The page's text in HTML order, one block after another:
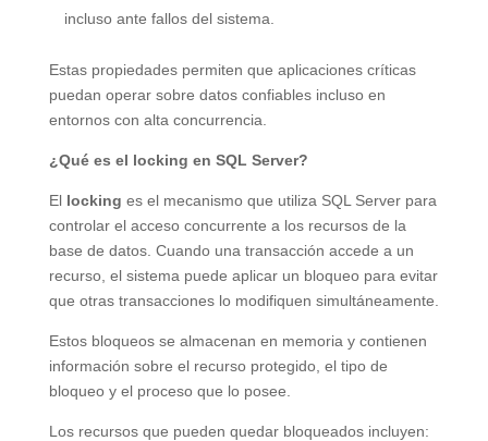
incluso ante fallos del sistema.
Estas propiedades permiten que aplicaciones críticas
puedan operar sobre datos confiables incluso en
entornos con alta concurrencia.
¿Qué es el locking en SQL Server?
El locking es el mecanismo que utiliza SQL Server para
controlar el acceso concurrente a los recursos de la
base de datos. Cuando una transacción accede a un
recurso, el sistema puede aplicar un bloqueo para evitar
que otras transacciones lo modifiquen simultáneamente.
Estos bloqueos se almacenan en memoria y contienen
información sobre el recurso protegido, el tipo de
bloqueo y el proceso que lo posee.
Los recursos que pueden quedar bloqueados incluyen: